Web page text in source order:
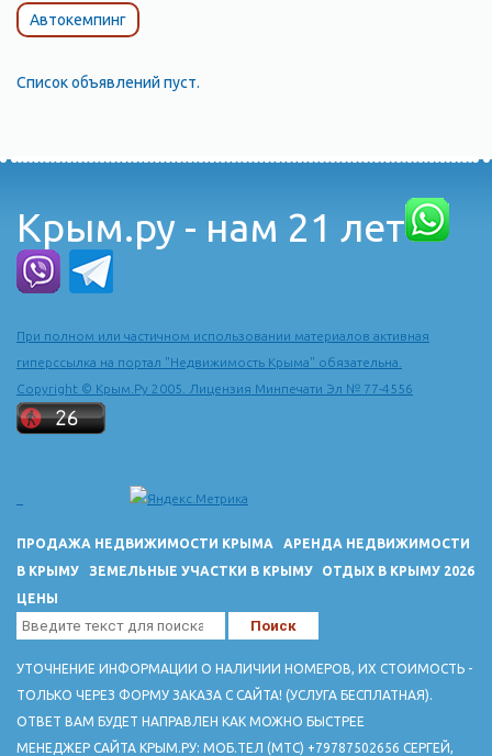
Автокемпинг
Список объявлений пуст.
Крым.ру - нам 21 лет
При полном или частичном использовании материалов активная
гиперссылка на портал "Недвижимость Крыма" обязательна.
Copyright © Крым.Ру 2005. Лицензия Минпечати Эл № 77-4556
ПРОДАЖА НЕДВИЖИМОСТИ КРЫМА
АРЕНДА НЕДВИЖИМОСТИ
В КРЫМУ
ЗЕМЕЛЬНЫЕ УЧАСТКИ В КРЫМУ
ОТДЫХ В КРЫМУ 2026
ЦЕНЫ
УТОЧНЕНИЕ ИНФОРМАЦИИ О НАЛИЧИИ НОМЕРОВ, ИХ СТОИМОСТЬ -
ТОЛЬКО ЧЕРЕЗ ФОРМУ ЗАКАЗА С САЙТА! (УСЛУГА БЕСПЛАТНАЯ).
ОТВЕТ ВАМ БУДЕТ НАПРАВЛЕН КАК МОЖНО БЫСТРЕЕ
МЕНЕДЖЕР САЙТА КРЫМ.РУ: МОБ.ТЕЛ (МТС) +79787502656 СЕРГЕЙ,